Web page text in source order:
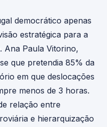
democrático apenas
estratégica para a
Ana Paula Vitorino,
que pretendia 85% da
em que deslocações
menos de 3 horas.
relação entre
e hierarquização